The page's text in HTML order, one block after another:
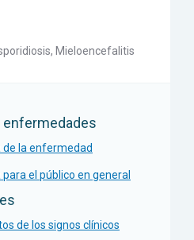
Mieloencefalitis
de la enfermedad
el público en general
de los signos clínicos